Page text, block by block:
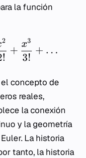
la función
!
2
+
3!
x3
+ …
concepto de
reales,
la conexión
y la geometría
La historia
tanto, la historia